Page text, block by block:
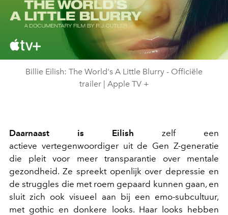
Play
Video
Billie Eilish: The World's A Little Blurry - Officiële
trailer | Apple TV +
Daarnaast is Eilish zelf een
actieve vertegenwoordiger uit de Gen Z-generatie
die pleit voor meer transparantie over mentale
gezondheid. Ze spreekt openlijk over depressie en
de struggles die met roem gepaard kunnen gaan, en
sluit zich ook visueel aan bij een emo-subcultuur,
met gothic en donkere looks. Haar looks hebben